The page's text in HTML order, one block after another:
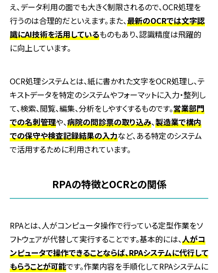
え、データ利用の面でも大きく制限されるので、OCR処理を
行うのは合理的だといえます。また、最新のOCRでは文字認
識にAI技術を活用しているものもあり、認識精度は飛躍的
に向上しています。
OCR処理システムとは、紙に書かれた文字をOCR処理し、テ
キストデータを特定のシステムやフォーマットに入力・整列し
て、検索、閲覧、編集、分析をしやすくするものです。営業部門
での名刺管理や、病院の問診票の取り込み、製造業で構内
での保守や検査記録結果の入力など、ある特定のシステム
で活用するために利用されています。
RPAの特徴とOCRとの関係
RPAとは、人がコンピュータ操作で行っている定型作業をソ
フトウェアが代替して実行することです。基本的には、人がコ
ンピュータで操作できることならば、RPAシステムに代行して
もらうことが可能です。作業内容を手順化してRPAシステムに